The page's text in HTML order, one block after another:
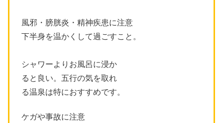
風邪・膀胱炎 ・ 精神疾患に注意
下半身を温かくして過ごすこと。
シャワーよりお風呂に浸か
ると良い。五行の気を取れ
る温泉は特におすすめです。
ケガや事故に注意